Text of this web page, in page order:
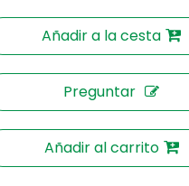
Añadir a la cesta
Preguntar
Añadir al carrito